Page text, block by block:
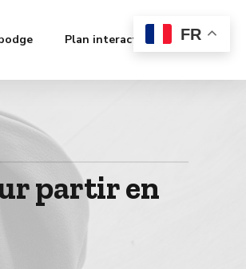
Plan interactif Contact
partir en
FR